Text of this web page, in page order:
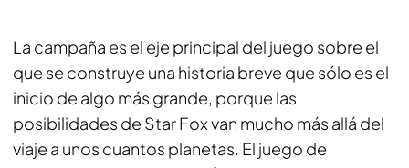
La campaña es el eje principal del juego sobre el
que se construye una historia breve que sólo es el
inicio de algo más grande, porque las
posibilidades de Star Fox van mucho más allá del
viaje a unos cuantos planetas. El juego de